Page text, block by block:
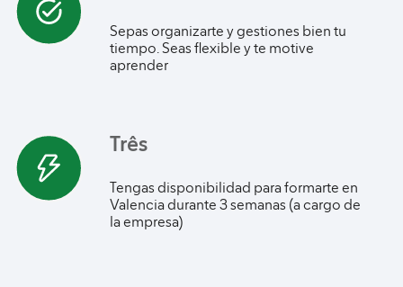
Sepas organizarte y gestiones bien tu
tiempo. Seas flexible y te motive
aprender​
Três
Tengas disponibilidad para formarte en
Valencia durante 3 semanas (a cargo de
la empresa)​